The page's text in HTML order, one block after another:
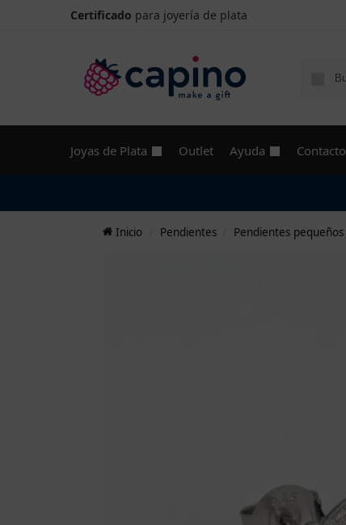
Certificado para joyería de plata
Joyas de Plata Outlet Ayuda Contacto
Inicio Pendientes Pendientes pequeños